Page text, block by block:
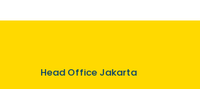
Head Office Jakarta